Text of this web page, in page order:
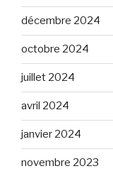
décembre 2024
octobre 2024
juillet 2024
avril 2024
janvier 2024
novembre 2023